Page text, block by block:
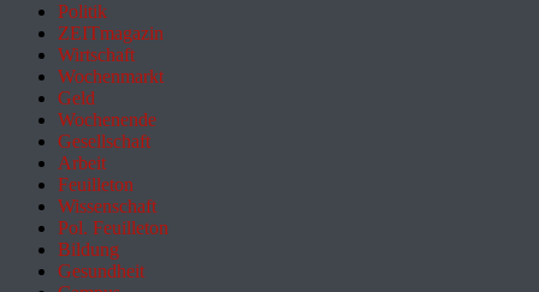
Politik
ZEITmagazin
Wirtschaft
Wochenmarkt
Geld
Wochenende
Gesellschaft
Arbeit
Feuilleton
Wissenschaft
Pol. Feuilleton
Bildung
Gesundheit